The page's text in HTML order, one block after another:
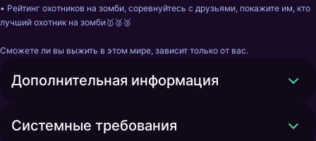
• Рейтинг охотников на зомби, соревнуйтесь с друзьями, покажите им, кто
лучший охотник на зомби🥇🥈🥉
Сможете ли вы выжить в этом мире, зависит только от вас.
Дополнительная информация
Системные требования